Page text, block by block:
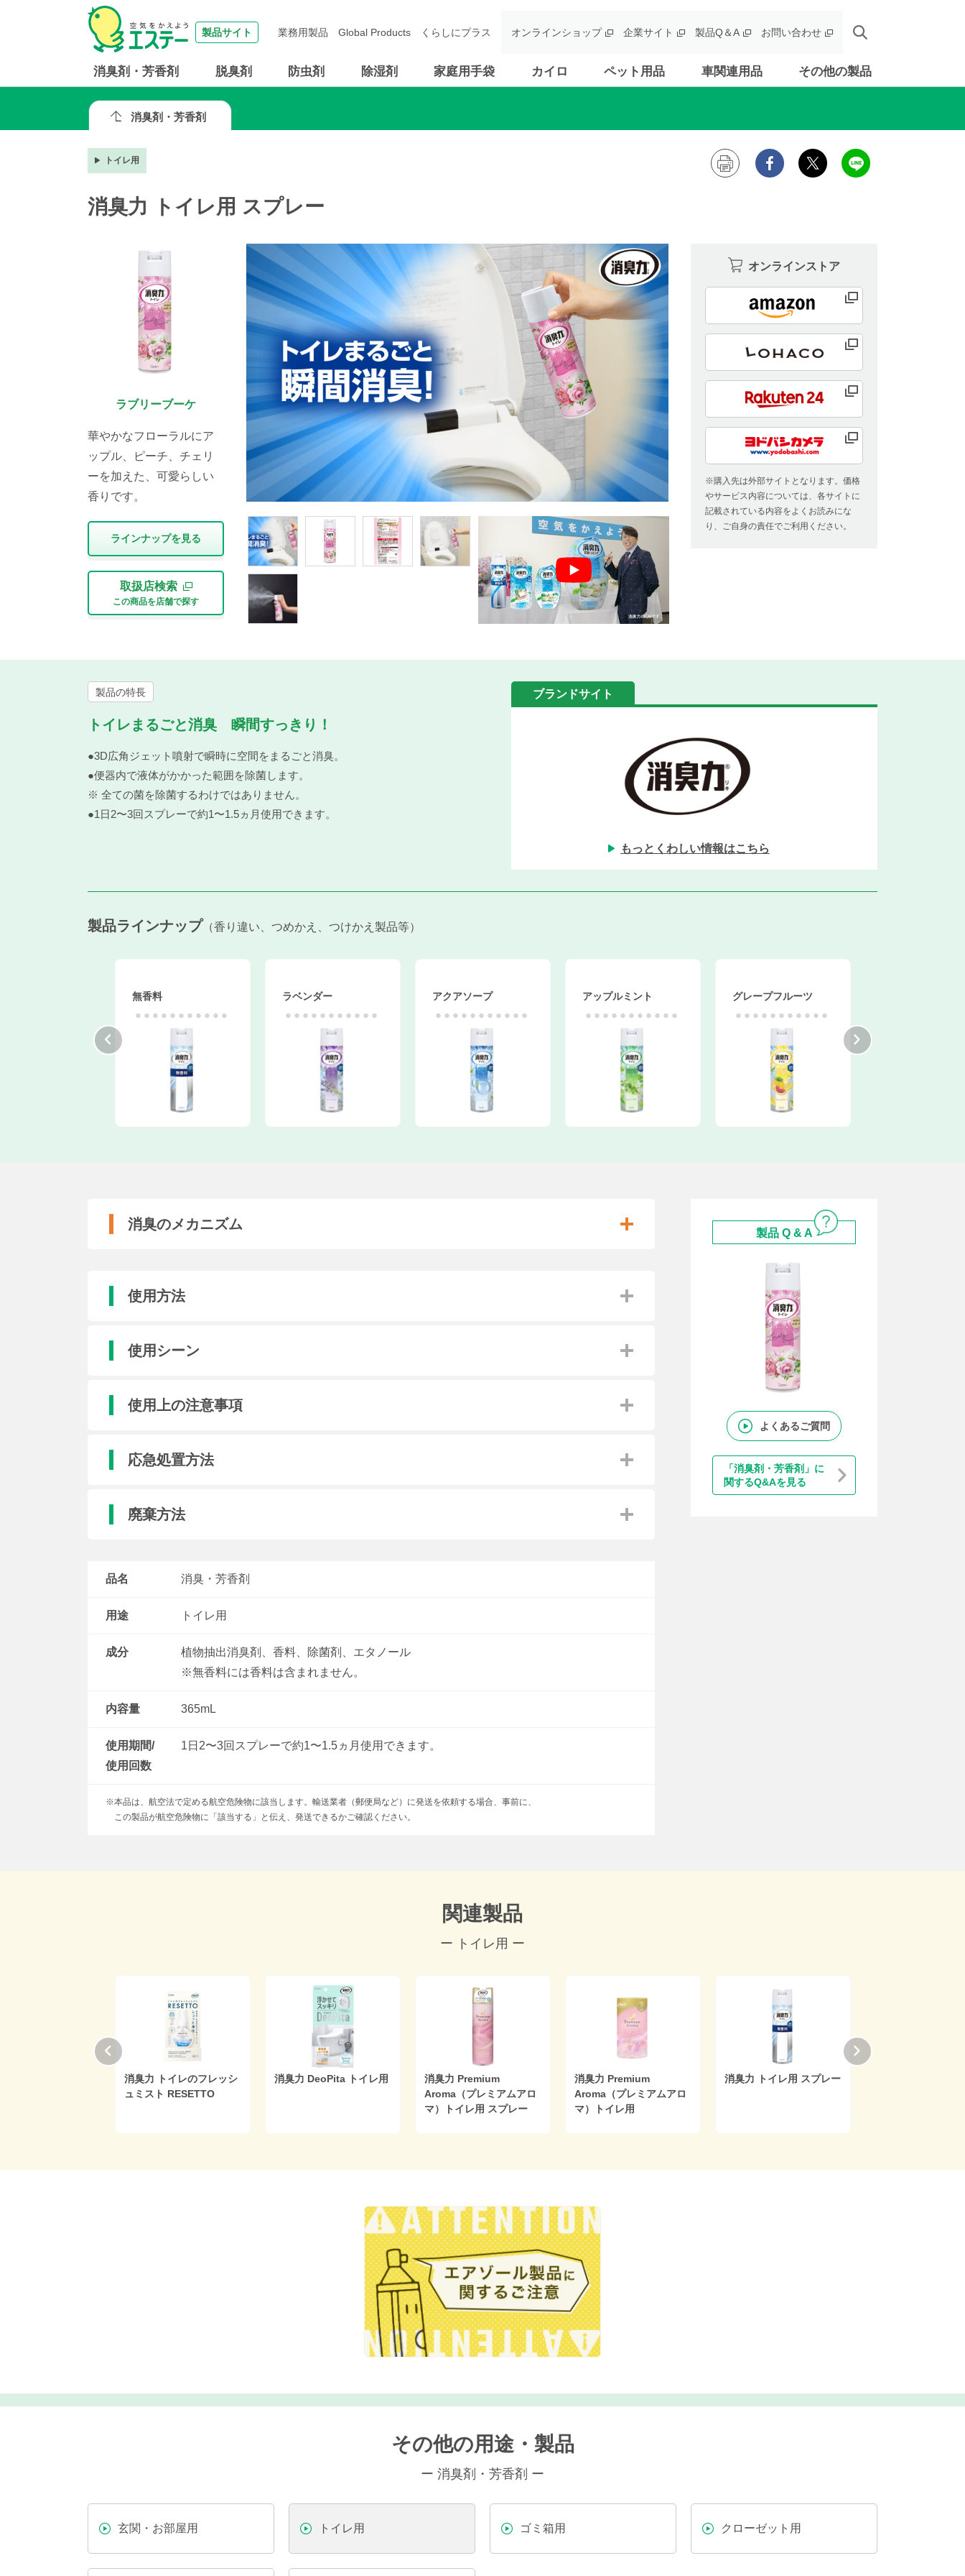
製品サイト
消臭剤・芳香剤 脱臭剤 防虫剤 除湿剤 家庭用手袋 カイロ ペット用品 車関連用品 その他の製品
業務用製品 Global Products くらしにプラス オンラインショップ 企業サイト 製品Q＆A お問い合わせ
消臭剤・芳香剤
トイレ用
消臭力 トイレ用 スプレー
ラブリーブーケ
華やかなフローラルにア
ップル、ピーチ、チェリ
ーを加えた、可愛らしい
香りです。
ラインナップを⾒る
取扱店検索
この商品を店舗で探す
オンラインストア
※購入先は外部サイトとなります。価格
やサービス内容については、各サイトに
記載されている内容をよくお読みにな
り、ご自身の責任でご利用ください。
製品の特長
トイレまるごと消臭 瞬間すっきり！
●3D広角ジェット噴射で瞬時に空間をまるごと消臭。
●便器内で液体がかかった範囲を除菌します。
※ 全ての菌を除菌するわけではありません。
●1日2〜3回スプレーで約1〜1.5ヵ月使用できます。
ブランドサイト
もっとくわしい情報はこちら
製品ラインナップ 香り違い、つめかえ、つけかえ製品等
グレープフルーツ 炭と白檀
消臭のメカニズム
使用方法
使用シーン
使用上の注意事項
応急処置方法
廃棄方法
品名 消臭・芳香剤
用途 トイレ用
成分
植物抽出消臭剤、香料、除菌剤、エタノール
※無香料には香料は含まれません。
内容量 365mL
使用期間/
使用回数
1日2〜3回スプレーで約1〜1.5ヵ月使用できます。
※本品は、航空法で定める航空危険物に該当します。輸送業者（郵便局など）に発送を依頼する場合、事前に、
この製品が航空危険物に「該当する」と伝え、発送できるかご確認ください。
製品 Q & A
よくあるご質問
「消臭剤・芳香剤」に
関するQ&Aを見る
関連製品
ー トイレ用 ー
消臭力 トイレのフレッシ
ュミスト RESETTO
消臭力 DeoPita トイレ用
消臭力 Premium
Aroma（プレミアムアロ
マ）トイレ用 スプレー
消臭力 Premium
Aroma（プレミアムアロ
マ）トイレ用
消臭力 トイレ用 スプレー
その他の用途・製品
ー 消臭剤・芳香剤 ー
玄関・お部屋用 トイレ用 ゴミ箱用 クローゼット用